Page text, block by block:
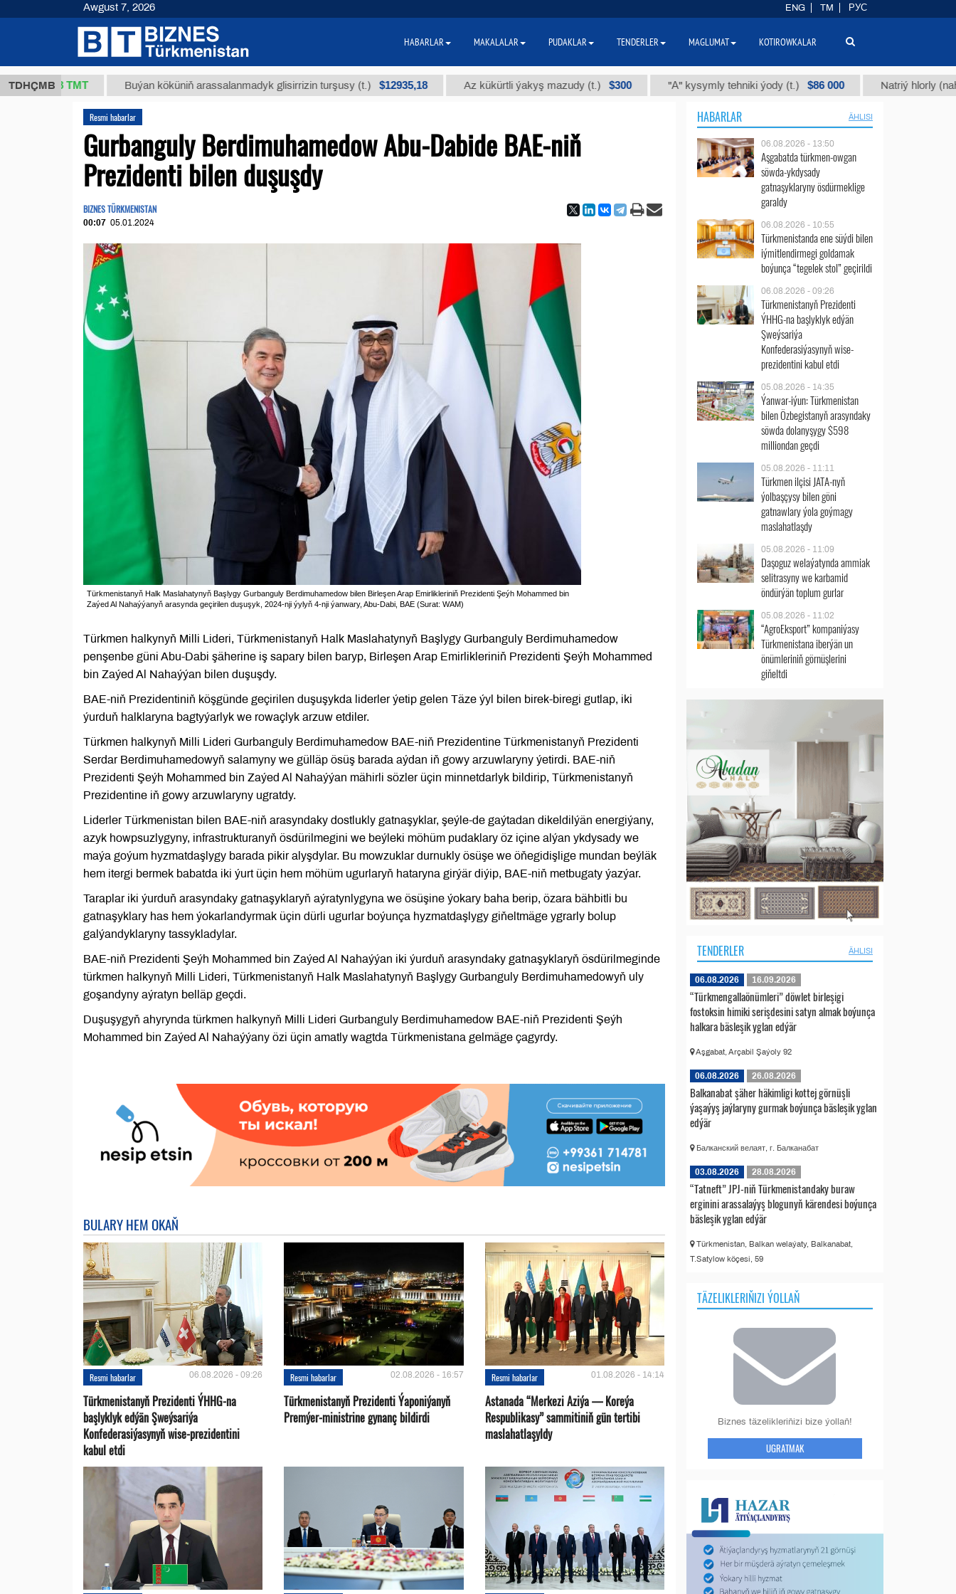
TDHÇMB
37,8 ТМТ Buýan köküniň arassalanmadyk glisirrizin turşusy (t.) $12935,18 Az kükürtli ýakyş mazudy (t.) $300 "А" kysymly tehniki ýody (t.) $86 000 Natriý hlorly (nahar
Resmi habarlar
Gurbanguly Berdimuhamedow Abu-Dabide BAE-niň
Prezidenti bilen duşuşdy
BIZNES TÜRKMENISTAN
00:07 05.01.2024
Türkmenistanyň Halk Maslahatynyň Başlygy Gurbanguly Berdimuhamedow bilen Birleşen Arap Emirlikleriniň Prezidenti Şeýh Mohammed bin
Zaýed Al Nahaýýanyň arasynda geçirilen duşuşyk, 2024-nji ýylyň 4-nji ýanwary, Abu-Dabi, BAE (Surat: WAM)
Türkmen halkynyň Milli Lideri, Türkmenistanyň Halk Maslahatynyň Başlygy Gurbanguly Berdimuhamedow
penşenbe güni Abu-Dabi şäherine iş sapary bilen baryp, Birleşen Arap Emirlikleriniň Prezidenti Şeýh Mohammed
bin Zaýed Al Nahaýýan bilen duşuşdy.
BAE-niň Prezidentiniň köşgünde geçirilen duşuşykda liderler ýetip gelen Täze ýyl bilen birek-biregi gutlap, iki
ýurduň halklaryna bagtyýarlyk we rowaçlyk arzuw etdiler.
Türkmen halkynyň Milli Lideri Gurbanguly Berdimuhamedow BAE-niň Prezidentine Türkmenistanyň Prezidenti
Serdar Berdimuhamedowyň salamyny we gülläp ösüş barada aýdan iň gowy arzuwlaryny ýetirdi. BAE-niň
Prezidenti Şeýh Mohammed bin Zaýed Al Nahaýýan mähirli sözler üçin minnetdarlyk bildirip, Türkmenistanyň
Prezidentine iň gowy arzuwlaryny ugratdy.
Liderler Türkmenistan bilen BAE-niň arasyndaky dostlukly gatnaşyklar, şeýle-de gaýtadan dikeldilýän energiýany,
azyk howpsuzlygyny, infrastrukturanyň ösdürilmegini we beýleki möhüm pudaklary öz içine alýan ykdysady we
maýa goýum hyzmatdaşlygy barada pikir alyşdylar. Bu mowzuklar durnukly ösüşe we öňegidişlige mundan beýläk
hem itergi bermek babatda iki ýurt üçin hem möhüm ugurlaryň hataryna girýär diýip, BAE-niň metbugaty ýazýar.
Taraplar iki ýurduň arasyndaky gatnaşyklaryň aýratynlygyna we ösüşine ýokary baha berip, özara bähbitli bu
gatnaşyklary has hem ýokarlandyrmak üçin dürli ugurlar boýunça hyzmatdaşlygy giňeltmäge ygrarly bolup
galýandyklaryny tassykladylar.
BAE-niň Prezidenti Şeýh Mohammed bin Zaýed Al Nahaýýan iki ýurduň arasyndaky gatnaşyklaryň ösdürilmeginde
türkmen halkynyň Milli Lideri, Türkmenistanyň Halk Maslahatynyň Başlygy Gurbanguly Berdimuhamedowyň uly
goşandyny aýratyn belläp geçdi.
Duşuşygyň ahyrynda türkmen halkynyň Milli Lideri Gurbanguly Berdimuhamedow BAE-niň Prezidenti Şeýh
Mohammed bin Zaýed Al Nahaýýany özi üçin amatly wagtda Türkmenistana gelmäge çagyrdy.
BULARY HEM OKAŇ
Resmi habarlar 06.08.2026 - 09:26
Türkmenistanyň Prezidenti ÝHHG-na
başlyklyk edýän Şweýsariýa
Konfederasiýasynyň wise-prezidentini
kabul etdi
Resmi habarlar 02.08.2026 - 16:57
Türkmenistanyň Prezidenti Ýaponiýanyň
Premýer-ministrine gynanç bildirdi
Resmi habarlar 01.08.2026 - 14:14
Astanada “Merkezi Aziýa — Koreýa
Respublikasy” sammitiniň gün tertibi
maslahatlaşyldy
HABARLAR ÄHLISI
06.08.2026 - 13:50
Aşgabatda türkmen-owgan
söwda-ykdysady
gatnaşyklaryny ösdürmeklige
garaldy
06.08.2026 - 10:55
Türkmenistanda ene süýdi bilen
iýmitlendirmegi goldamak
boýunça “tegelek stol” geçirildi
06.08.2026 - 09:26
Türkmenistanyň Prezidenti
ÝHHG-na başlyklyk edýän
Şweýsariýa
Konfederasiýasynyň wise-
prezidentini kabul etdi
05.08.2026 - 14:35
Ýanwar-iýun: Türkmenistan
bilen Özbegistanyň arasyndaky
söwda dolanyşygy $598
milliondan geçdi
05.08.2026 - 11:11
Türkmen ilçisi JATA-nyň
ýolbaşçysy bilen göni
gatnawlary ýola goýmagy
maslahatlaşdy
05.08.2026 - 11:09
Daşoguz welaýatynda ammiak
selitrasyny we karbamid
öndürýän toplum gurlar
05.08.2026 - 11:02
“AgroEksport” kompaniýasy
Türkmenistana iberýän un
önümleriniň görnüşlerini
giňeltdi
TENDERLER ÄHLISI
06.08.2026 16.09.2026
“Türkmengallaönümleri” döwlet birleşigi
fostoksin himiki serişdesini satyn almak boýunça
halkara bäsleşik yglan edýär
Aşgabat, Arçabil Şaýoly 92
06.08.2026 26.08.2026
Balkanabat şäher häkimligi kottej görnüşli
ýaşaýyş jaýlaryny gurmak boýunça bäsleşik yglan
edýär
Балканский велаят, г. Балканабат
03.08.2026 28.08.2026
“Tatneft” JPJ-niň Türkmenistandaky buraw
erginini arassalaýyş blogunyň kärendesi boýunça
bäsleşik yglan edýär
Türkmenistan, Balkan welaýaty, Balkanabat,
T.Satylow köçesi, 59
TÄZELIKLERIŇIZI ÝOLLAŇ
Biznes täzelikleriňizi bize ýollaň!
UGRATMAK
Awgust 7, 2026 ENG TM РУС
HABARLAR MAKALALAR PUDAKLAR TENDERLER MAGLUMAT KOTIROWKALAR